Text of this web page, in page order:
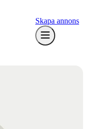
Skapa annons